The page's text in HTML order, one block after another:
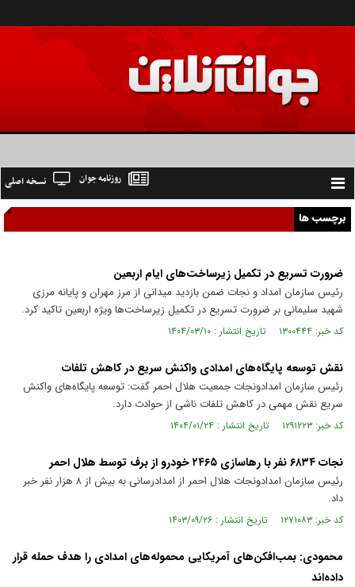
Toggle
navigation
نسخه اصلی روزنامه جوان
برچسب ها
ضرورت تسریع در تکمیل زیرساخت‌های ایام اربعین
رئیس سازمان امداد و نجات ضمن بازدید میدانی از مرز مهران و پایانه مرزی
شهید سلیمانی بر ضرورت تسریع در تکمیل زیرساخت‌ها ویژه اربعین تاکید کرد.
کد خبر: ۱۳۰۰۴۴۴ تاریخ انتشار : ۱۴۰۴/۰۳/۱۰
نقش توسعه پایگاه‌های امدادی واکنش سریع در کاهش تلفات
رئیس سازمان امدادونجات جمعیت هلال احمر گفت: توسعه پایگاه‌های واکنش
سریع نقش مهمی در کاهش تلفات ناشی از حوادث دارد.
کد خبر: ۱۲۹۱۲۲۳ تاریخ انتشار : ۱۴۰۴/۰۱/۲۴
نجات ۶۸۳۴ نفر با رهاسازی ۲۴۶۵ خودرو از برف توسط هلال احمر
رئیس سازمان امدادونجات هلال احمر از امدادرسانی به بیش از ۸ هزار نفر خبر
داد.
کد خبر: ۱۲۷۱۰۸۳ تاریخ انتشار : ۱۴۰۳/۰۹/۲۶
محمودی: بمب‌افکن‌های آمریکایی محموله‌های امدادی را هدف حمله قرار
داده‌اند